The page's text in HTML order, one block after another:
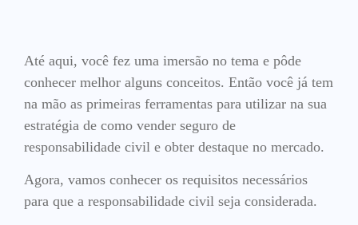
Até aqui, você fez uma imersão no tema e pôde
conhecer melhor alguns conceitos. Então você já tem
na mão as primeiras ferramentas para utilizar na sua
estratégia de como vender seguro de
responsabilidade civil e obter destaque no mercado.
Agora, vamos conhecer os requisitos necessários
para que a responsabilidade civil seja considerada.